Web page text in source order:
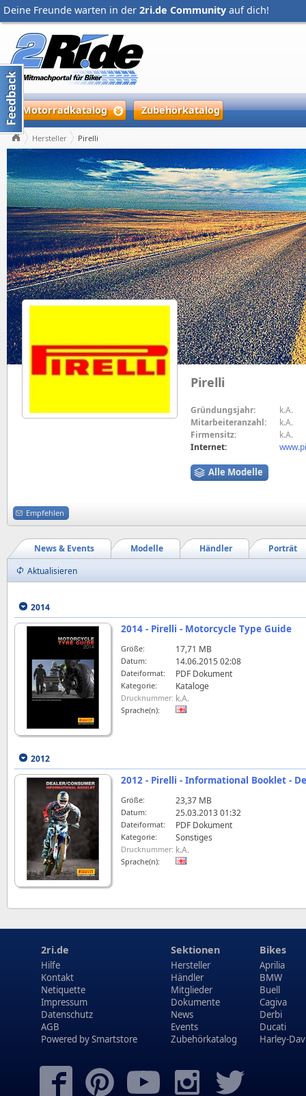
Deine Freunde warten in der 2ri.de Community auf dich!
Motorradkatalog Zubehörkatalog
Hersteller Pirelli
Pirelli
Gründungsjahr:
k.A.
Mitarbeiteranzahl:
k.A.
Firmensitz:
k.A.
Internet:
Alle Modelle
Empfehlen
Porträt
Händler
Modelle
News & Events
Aktualisieren
2014
2014 - Pirelli - Motorcycle Type Guide
Größe: 17,71 MB
Datum: 14.06.2015 02:08
Dateiformat: PDF Dokument
Kategorie: Kataloge
Drucknummer: k.A.
Sprache(n):
2012
2012 - Pirelli - Informational Booklet -
Größe: 23,37 MB
Datum: 25.03.2013 01:32
Dateiformat: PDF Dokument
Kategorie: Sonstiges
Drucknummer: k.A.
Sprache(n):
2ri.de
Hilfe
Kontakt
Netiquette
Impressum
Datenschutz
AGB
Powered bySmartstore
Sektionen
Hersteller
Händler
Mitglieder
Dokumente
News
Events
Zubehörkatalog
Bikes
Aprilia
BMW
Buell
Cagiva
Derbi
Ducati
Harley-